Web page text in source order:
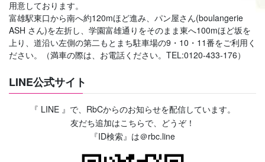
用意しております。
富雄駅東口から南へ約120mほど進み、パン屋さん(boulangerie
ASH さん)を左折し、学園富雄通りをそのまま東へ100mほど坂を
上り、道沿い左側の第二もとまち駐車場の9・10・11番をご利用く
ださい。（満車の際は、お電話ください。TEL:0120-433-176）
LINE公式サイト
『 LINE 』で、RbCからのお知らせを配信しています。
友だち追加はこちらで、どうぞ！
『ID検索』は＠rbc.line